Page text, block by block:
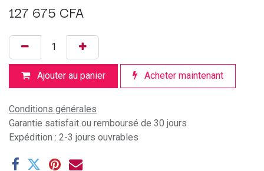
127 675 CFA
Ajouter au panier Acheter maintenant
Conditions générales
Garantie satisfait ou remboursé de 30 jours
Expédition : 2-3 jours ouvrables